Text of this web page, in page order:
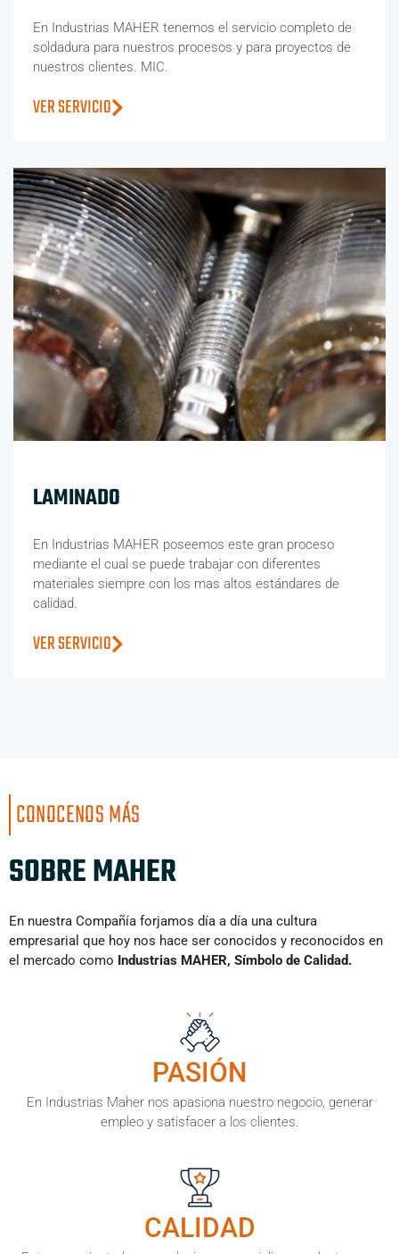
En Industrias MAHER tenemos el servicio completo de
soldadura para nuestros procesos y para proyectos de
nuestros clientes. MIC.
VER SERVICIO
LAMINADO
En Industrias MAHER poseemos este gran proceso
mediante el cual se puede trabajar con diferentes
materiales siempre con los mas altos estándares de
calidad.
VER SERVICIO
CONOCENOS MÁS
SOBRE MAHER
En nuestra Compañía forjamos día a día una cultura
empresarial que hoy nos hace ser conocidos y reconocidos en
el mercado como Industrias MAHER, Símbolo de Calidad.
PASIÓN
En Industrias Maher nos apasiona nuestro negocio, generar
empleo y satisfacer a los clientes.
CALIDAD